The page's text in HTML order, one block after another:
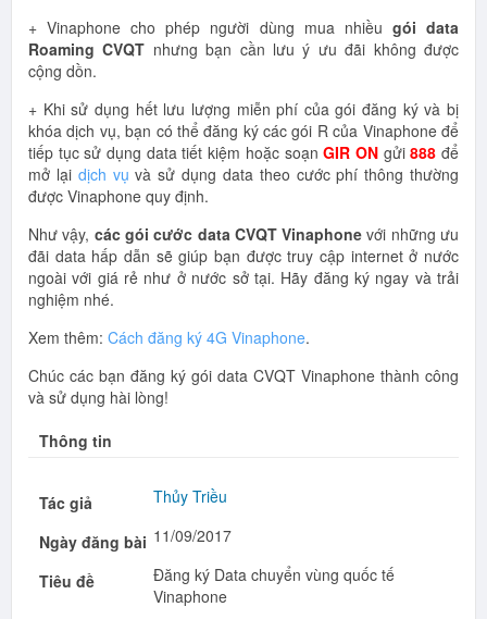
+ Vinaphone cho phép người dùng mua nhiều gói data
Roaming CVQT nhưng bạn cần lưu ý ưu đãi không được
cộng dồn.
+ Khi sử dụng hết lưu lượng miễn phí của gói đăng ký và bị
khóa dịch vụ, bạn có thể đăng ký các gói R của Vinaphone để
tiếp tục sử dụng data tiết kiệm hoặc soạnGIR ONgửi888 để
mở lại dịch vụ và sử dụng data theo cước phí thông thường
được Vinaphone quy định.
Như vậy, các gói cước data CVQT Vinaphone với những ưu
đãi data hấp dẫn sẽ giúp bạn được truy cập internet ở nước
ngoài với giá rẻ như ở nước sở tại. Hãy đăng ký ngay và trải
nghiệm nhé.
Xem thêm: Cách đăng ký 4G Vinaphone.
Chúc các bạn đăng ký gói data CVQT Vinaphone thành công
và sử dụng hài lòng!
Thông tin
Tác giả Thủy Triều
Ngày đăng bài 11/09/2017
Tiêu đề
Đăng ký Data chuyển vùng quốc tế
Vinaphone